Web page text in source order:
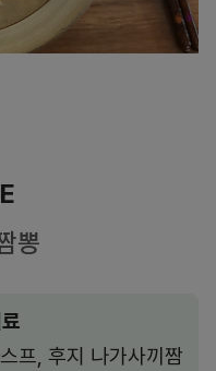
뽕
프, 후지 나가사끼짬